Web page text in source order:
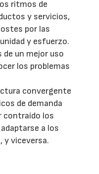
ritmos de
y servicios,
por las
y esfuerzo.
un mejor uso
los problemas
convergente
de demanda
contraído los
a los
y viceversa.